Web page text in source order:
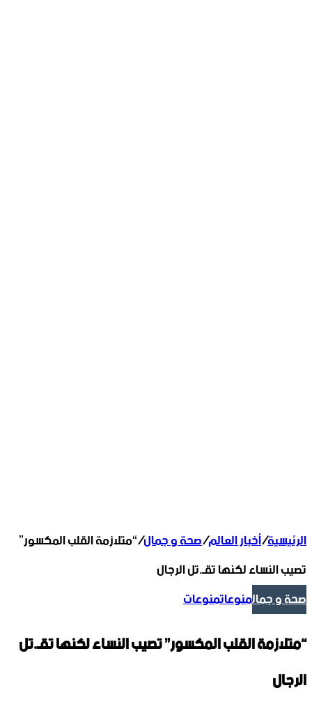
الرئيسية/أخبار العالم/صحة و جمال/“متلازمة القلب المكسور”
تصيب النساء لكنها تقـ.تل الرجال
صحة و جمالمنوعاتمنوعات
“متلازمة القلب المكسور” تصيب النساء لكنها تقـ.تل
الرجال